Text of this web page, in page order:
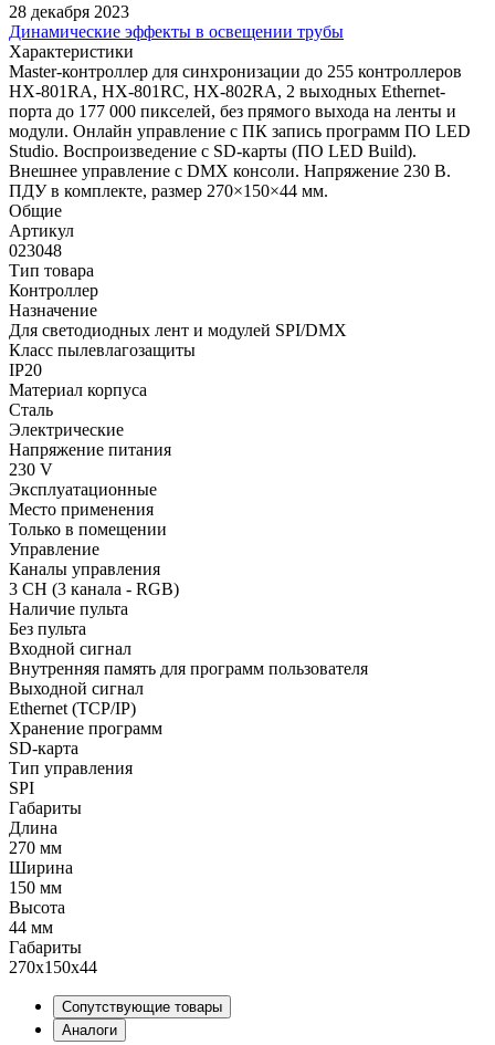
28 декабря 2023
Динамические эффекты в освещении трубы
Характеристики
Master-контроллер для синхронизации до 255 контроллеров
HX-801RA, HX-801RC, HX-802RA, 2 выходных Ethernet-
порта до 177 000 пикселей, без прямого выхода на ленты и
модули. Онлайн управление с ПК запись программ ПО LED
Studio. Воспроизведение с SD-карты (ПО LED Build).
Внешнее управление с DMX консоли. Напряжение 230 В.
ПДУ в комплекте, размер 270×150×44 мм.
Общие
Артикул
023048
Тип товара
Контроллер
Назначение
Для светодиодных лент и модулей SPI/DMX
Класс пылевлагозащиты
IP20
Материал корпуса
Сталь
Электрические
Напряжение питания
230 V
Эксплуатационные
Место применения
Только в помещении
Управление
Каналы управления
3 CH (3 канала - RGB)
Наличие пульта
Без пульта
Входной сигнал
Внутренняя память для программ пользователя
Выходной сигнал
Ethernet (TCP/IP)
Хранение программ
SD-карта
Тип управления
SPI
Габариты
Длина
270 мм
Ширина
150 мм
Высота
44 мм
Габариты
270x150x44
Сопутствующие товары
Аналоги